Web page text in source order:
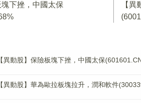
塊下挫，中國太保
【
【異動股】保險板塊下挫，中國太保
【異動股】華為歐拉板塊拉升，潤和軟件